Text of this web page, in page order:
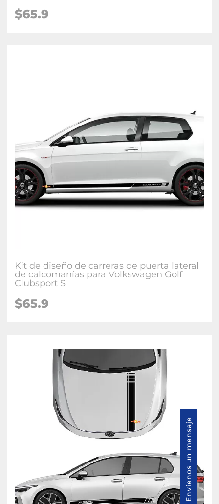
$65.9
Kit de diseño de carreras de puerta lateral
de calcomanías para Volkswagen Golf
Clubsport S
$65.9
Envíenos un mensaje